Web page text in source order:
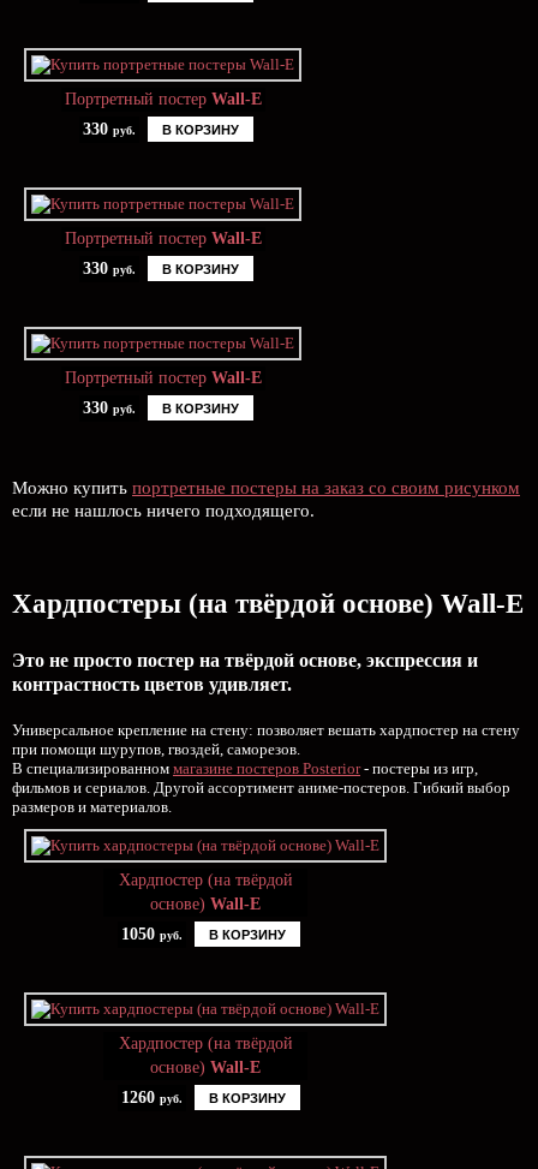
Портретный постер Wall-E
330 руб. В КОРЗИНУ
Портретный постер Wall-E
330 руб. В КОРЗИНУ
Портретный постер Wall-E
330 руб. В КОРЗИНУ
Можно купить портретные постеры на заказ со своим рисунком
если не нашлось ничего подходящего.
Хардпостеры (на твёрдой основе) Wall-E
Это не просто постер на твёрдой основе, экспрессия и
контрастность цветов удивляет.
Универсальное крепление на стену: позволяет вешать хардпостер на стену
при помощи шурупов, гвоздей, саморезов.
В специализированном магазине постеров Posterior- постеры из игр,
фильмов и сериалов. Другой ассортимент аниме-постеров. Гибкий выбор
размеров и материалов.
Хардпостер (на твёрдой
основе) Wall-E
1050 руб. В КОРЗИНУ
Хардпостер (на твёрдой
основе) Wall-E
1260 руб. В КОРЗИНУ